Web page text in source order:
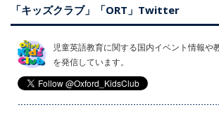
「キッズクラブ」「ORT」Twitter
児童英語教育に関する国内イベント情報や
を発信しています。